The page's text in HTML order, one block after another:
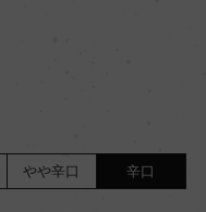
やや辛口 辛口